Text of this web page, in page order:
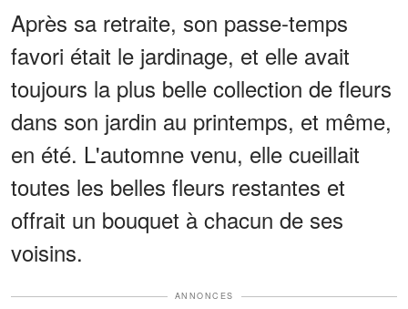
Après sa retraite, son passe-temps
favori était le jardinage, et elle avait
toujours la plus belle collection de fleurs
dans son jardin au printemps, et même,
en été. L'automne venu, elle cueillait
toutes les belles fleurs restantes et
offrait un bouquet à chacun de ses
voisins.
ANNONCES